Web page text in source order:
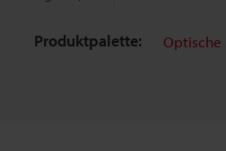
Produktpalette: Optische